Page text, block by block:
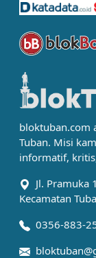
bloktuban.com
Tuban. Misi
informatif,
Jl. Pramuka
Kecamatan
0356-883-